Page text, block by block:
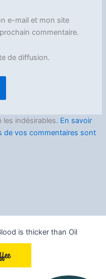
e-mail et mon site
commentaire.
de diffusion.
les indésirables. En savoir
de vos commentaires sont
is thicker than Oil